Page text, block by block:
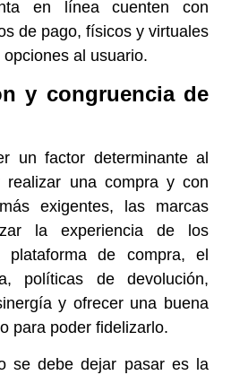
en línea cuenten con
de pago, físicos y virtuales
al usuario.
y congruencia de
un factor determinante al
realizar una compra y con
exigentes, las marcas
la experiencia de los
plataforma de compra, el
políticas de devolución,
y ofrecer una buena
para poder fidelizarlo.
se debe dejar pasar es la